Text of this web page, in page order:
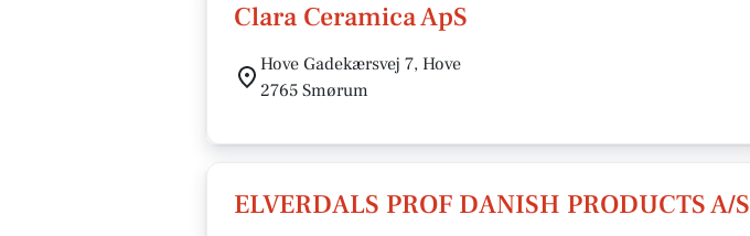
Clara Ceramica ApS
Hove Gadekærsvej 7, Hove
2765 Smørum
ELVERDALS PROF DANISH PRODUCTS A/S